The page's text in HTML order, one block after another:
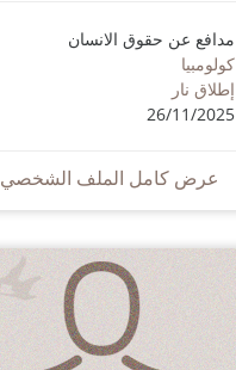
مدافع عن حقوق الانسان
كولومبيا
إطلاق نار
26/11/2025
عرض كامل الملف الشخصي